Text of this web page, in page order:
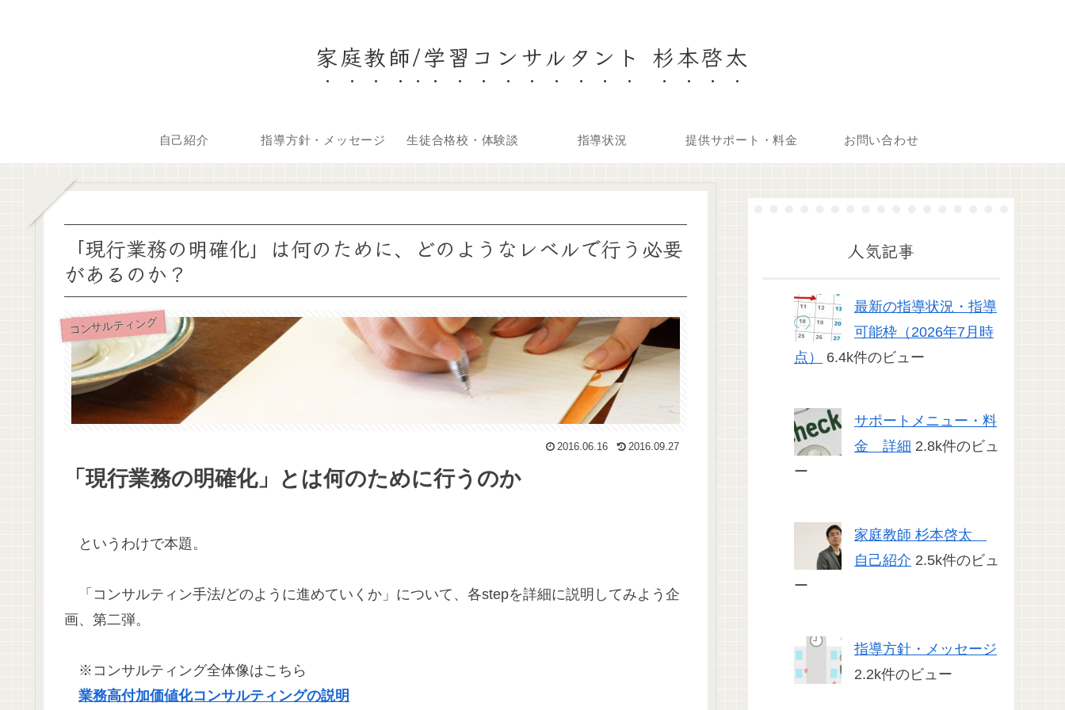
家庭教師/学習コンサルタント 杉本啓太
自己紹介 指導方針・メッセージ 生徒合格校・体験談 指導状況 提供サポート・料金 お問い合わせ
「現行業務の明確化」は何のために、どのようなレベルで行う必要
があるのか？
コンサルティング
2016.06.16 2016.09.27
「現行業務の明確化」とは何のために行うのか
というわけで本題。
「コンサルティン手法/どのように進めていくか」について、各stepを詳細に説明してみよう企
画、第二弾。
※コンサルティング全体像はこちら
業務高付加価値化コンサルティングの説明
人気記事
最新の指導状況・指導
可能枠（2026年7月時
点）
6.4k件のビュー
サポートメニュー・料
金 詳細 2.8k件のビュ
ー
家庭教師 杉本啓太
自己紹介 2.5k件のビュ
ー
指導方針・メッセージ
2.2k件のビュー